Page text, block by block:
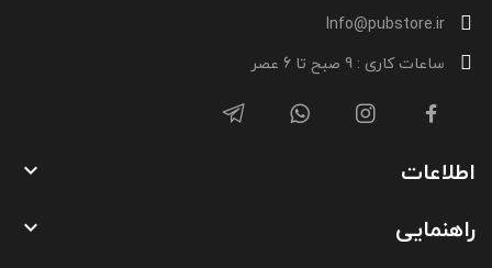
Info@pubstore.ir
ساعات کاری : 9 صبح تا 6 عصر
اطلاعات 
راهنمایی 